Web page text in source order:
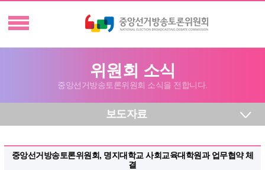
위원회 소식
중앙선거방송토론위원회 소식을 전합니다.
보도자료
중앙선거방송토론위원회, 명지대학교 사회교육대학원과 업무협약 체
결